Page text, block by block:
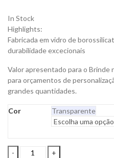
In Stock
Highlights:
Fabricada em vidro de
durabilidade excecionais
Valor apresentado para o Brinde
para orçamentos de
grandes quantidades.
Cor Transparente
Garrafa